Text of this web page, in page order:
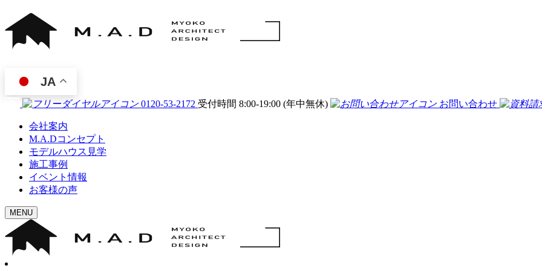
JA
0120-53-2172 受付時間 8:00-19:00 (年中無休) お問い合わせ
会社案内
M.A.Dコンセプト
モデルハウス見学
施工事例
イベント情報
お客様の声
MENU